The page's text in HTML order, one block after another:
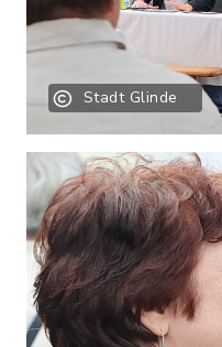
Stadt Glinde